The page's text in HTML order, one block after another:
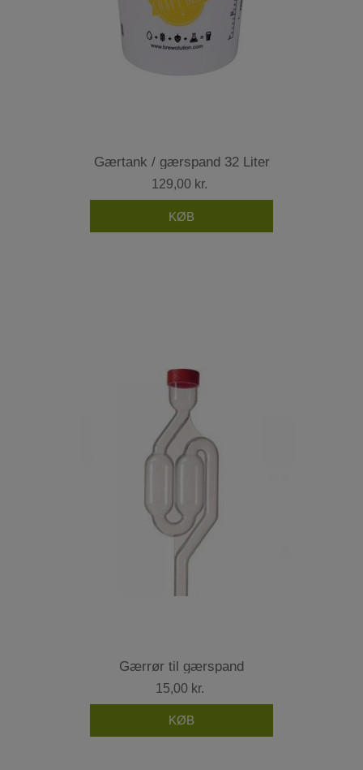
Gærtank / gærspand 32 Liter
129,00 kr.
Gærrør til gærspand
15,00 kr.